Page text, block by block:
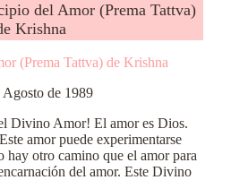
del Amor (Prema Tattva)
Krishna
(Prema Tattva) de Krishna
Agosto de 1989
Divino Amor! El amor es Dios.
amor puede experimentarse
hay otro camino que el amor para
del amor. Este Divino